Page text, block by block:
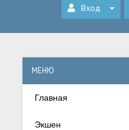
Вход
МЕНЮ
Главная
Экшен